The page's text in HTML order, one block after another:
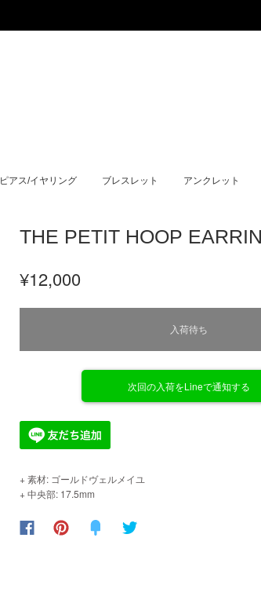
ピアス/イヤリング ブレスレット アンクレット
THE PETIT HOOP
¥12,000
入荷待ち
次回の入荷をLineで通知する
+ 素材: ゴールドヴェルメイユ
+ 中央部: 17.5mm